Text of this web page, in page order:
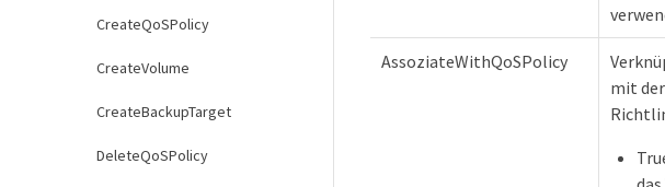
CreateQoSPolicy
CreateVolume
CreateBackupTarget
DeleteQoSPolicy
AssoziateWithQoSPolicy
mit